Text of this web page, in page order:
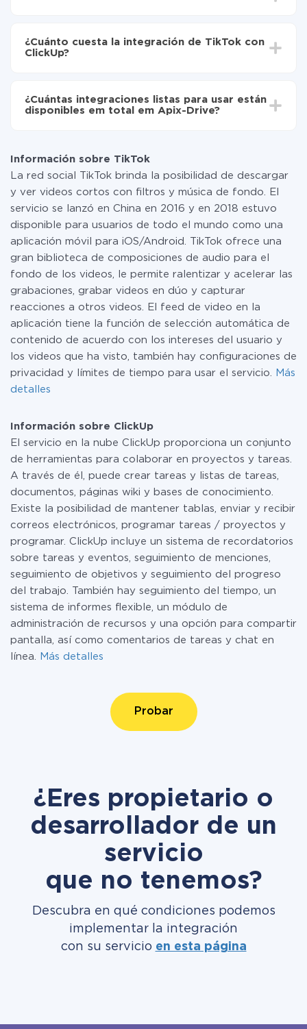
de TikTok a ClickUp
oscilar entre 5 y 30 minutos. En promedio, la
configuración tarda entre 10 y 15 minutos.
¿Cuánto cuesta la integración de TikTok con
ClickUp?
tarifas. Usted solo paga por la cantidad de datos que
realmente se transfieren de uno de sus sistemas a otro
manera segura un plan de tarifa gratuita o cambiar a
uno de pago, si es necesario. Más detalles sobre
tarifas.
¿Cuántas integraciones listas para usar están
disponibles em total em Apix-Drive?
Información sobre TikTok
La red social TikTok brinda la posibilidad de descargar
y ver videos cortos con filtros y música de fondo. El
servicio se lanzó en China en 2016 y en 2018 estuvo
disponible para usuarios de todo el mundo como una
aplicación móvil para iOS/Android. TikTok ofrece una
gran biblioteca de composiciones de audio para el
fondo de los videos, le permite ralentizar y acelerar las
grabaciones, grabar videos en dúo y capturar
reacciones a otros videos. El feed de video en la
aplicación tiene la función de selección automática de
contenido de acuerdo con los intereses del usuario y
los videos que ha visto, también hay configuraciones de
privacidad y límites de tiempo para usar el servicio.
Más
detalles
Información sobre ClickUp
El servicio en la nube ClickUp proporciona un conjunto
de herramientas para colaborar en proyectos y tareas.
A través de él, puede crear tareas y listas de tareas,
documentos, páginas wiki y bases de conocimiento.
Existe la posibilidad de mantener tablas, enviar y recibir
correos electrónicos, programar tareas / proyectos y
programar. ClickUp incluye un sistema de recordatorios
sobre tareas y eventos, seguimiento de menciones,
seguimiento de objetivos y seguimiento del progreso
del trabajo. También hay seguimiento del tiempo, un
sistema de informes flexible, un módulo de
administración de recursos y una opción para compartir
pantalla, así como comentarios de tareas y chat en
línea.
Más detalles
Probar
¿Eres propietario o
desarrollador de un
servicio
que no tenemos?
Descubra en qué condiciones podemos
implementar la integración
con su servicio en esta página